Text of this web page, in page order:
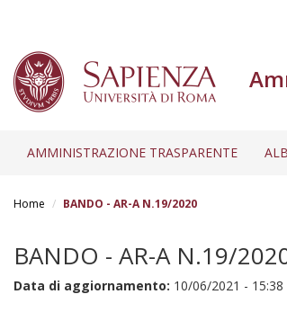
AMMINISTRAZIONE TRASPARENTE
Home BANDO - AR-A N.19/2020
BANDO - AR-A N.19/
Data di aggiornamento: 10/06/2021 - 15:38